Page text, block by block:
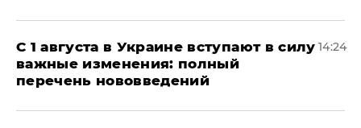
С 1 августа в Украине вступают в силу
важные изменения: полный
перечень нововведений
14:24